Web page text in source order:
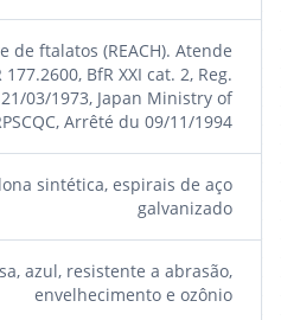
de ftalatos (REACH). Atende
177.2600, BfR XXI cat. 2, Reg.
03/1973, Japan Ministry of
Arrêté du 09/11/1994
sintética, espirais de aço
galvanizado
azul, resistente a abrasão,
envelhecimento e ozônio